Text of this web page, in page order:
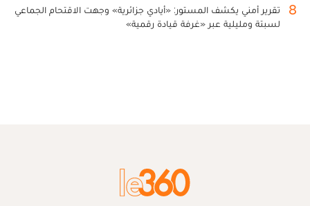
8
تقرير أمني يكشف المستور: «أيادي جزائرية» وجهت الاقتحام الجماعي
لسبتة ومليلية عبر «غرفة قيادة رقمية»